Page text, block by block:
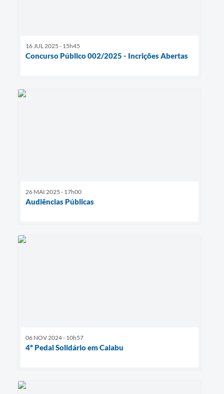
16 JUL 2025 - 15h45
Concurso Público 002/2025 - Incrições Abertas
26 MAI 2025 - 17h00
Audiências Públicas
06 NOV 2024 - 10h57
4º Pedal Solidário em Caiabu